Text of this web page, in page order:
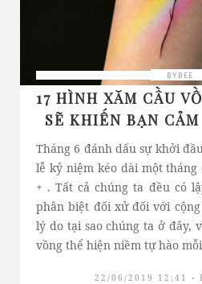
BYBEE
17 HÌNH XĂM CẦU
SẼ KHIẾN BẠN
Tháng 6 đánh dấu sự khởi
lễ kỷ niệm kéo dài một tháng
+ . Tất cả chúng ta đều có
phân biệt đối xử đối với cộng
lý do tại sao chúng ta ở đây,
vồng thể hiện niềm tự hào
22/06/2019 12:41